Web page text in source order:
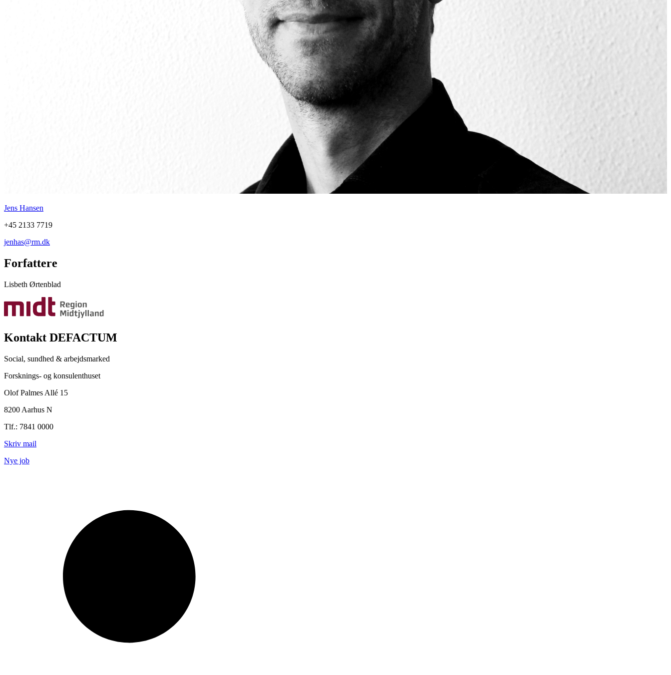
Jens Hansen
+45 2133 7719
jenhas@rm.dk
Forfattere
Lisbeth Ørtenblad
Kontakt DEFACTUM
Social, sundhed & arbejdsmarked
Forsknings- og konsulenthuset
Olof Palmes Allé 15
8200 Aarhus N
Tlf.: 7841 0000
Skriv mail
Nye job